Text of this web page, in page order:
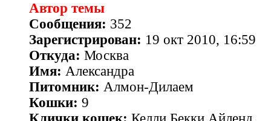
Автор темы
Сообщения: 352
Зарегистрирован: 19 окт 2010, 16:59
Откуда: Москва
Имя: Александра
Питомник: Алмон-Дилаем
Кошки: 9